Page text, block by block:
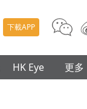
下載APP
HK Eye 更多